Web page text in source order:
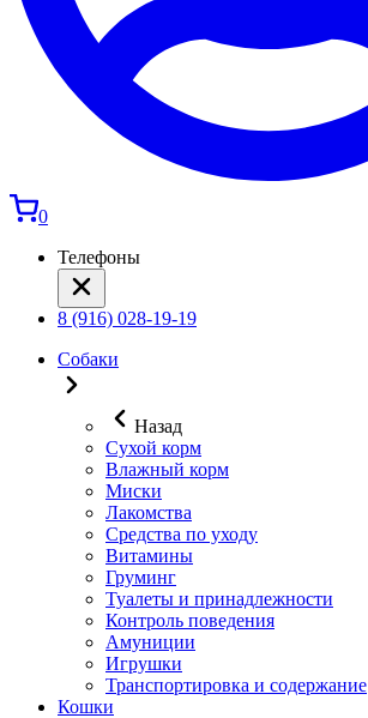
0
Телефоны
8 (916) 028-19-19
Собаки
Назад
Сухой корм
Влажный корм
Миски
Лакомства
Средства по уходу
Витамины
Груминг
Туалеты и принадлежности
Контроль поведения
Амуниции
Игрушки
Транспортировка и содержание
Кошки